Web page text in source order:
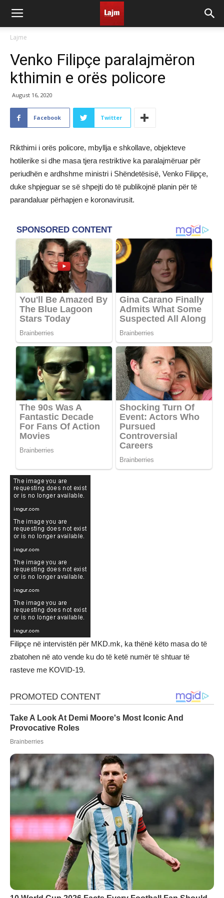
Lajme
Venko Filipçe paralajmëron
kthimin e orës policore
August 16, 2020
Facebook Twitter
Rikthimi i orës policore, mbyllja e shkollave, objekteve
hotilerike si dhe masa tjera restriktive ka paralajmëruar për
periudhën e ardhshme ministri i Shëndetësisë, Venko Filipçe,
duke shpjeguar se së shpejti do të publikojnë planin për të
parandaluar përhapjen e koronavirusit.
Filipçe në intervistën për MKD.mk, ka thënë këto masa do të
zbatohen në ato vende ku do të ketë numër të shtuar të
rasteve me KOVID-19.